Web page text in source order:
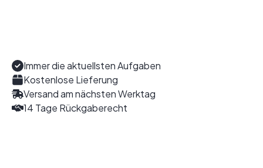
Immer die aktuellsten Aufgaben
Kostenlose Lieferung
Versand am nächsten Werktag
14 Tage Rückgaberecht